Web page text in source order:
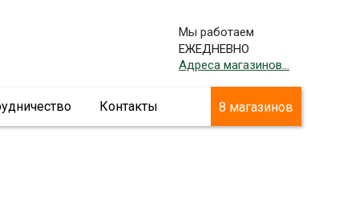
Мы работаем
ЕЖЕДНЕВНО
Адреса магазинов...
Контакты 8 магазинов